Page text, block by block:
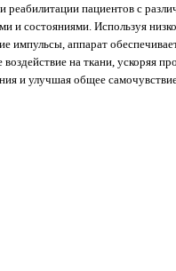
реабилитации пациентов с
и состояниями. Используя
импульсы, аппарат
воздействие на ткани, ускоряя
и улучшая общее